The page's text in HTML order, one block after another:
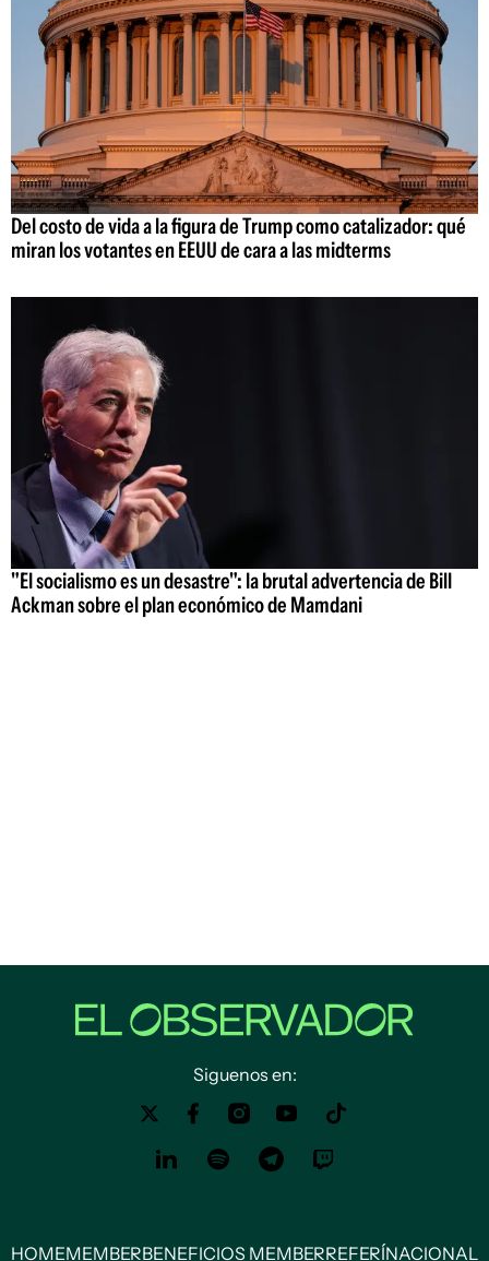
Del costo de vida a la figura de Trump como catalizador: qué
miran los votantes en EEUU de cara a las midterms
"El socialismo es un desastre": la brutal advertencia de Bill
Ackman sobre el plan económico de Mamdani
Siguenos en:
HOMEMEMBERBENEFICIOS MEMBERREFERÍNACIONAL